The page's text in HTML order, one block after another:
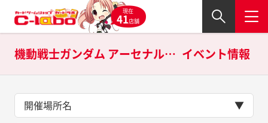
現在
41店舗
機動戦士ガンダム アーセナルベースの イベント情報
開催場所名